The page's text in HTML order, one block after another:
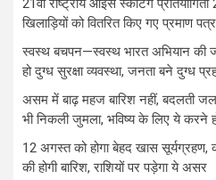
21वीं राष्ट्रीय आइस स्केटिंग
खिलाड़ियों को वितरित किए गए प्रमाण पत्र
स्वस्थ बचपन—स्वस्थ भारत अभियान की
हो दुग्ध सुरक्षा व्यवस्था, जनता बने दुग्ध
असम में बाढ़ महज बारिश नहीं, बदलती
भी निकली जुमला, भविष्य के लिए ये करने
12 अगस्त को होगा बेहद खास
की होगी बारिश, राशियों पर पड़ेगा ये असर